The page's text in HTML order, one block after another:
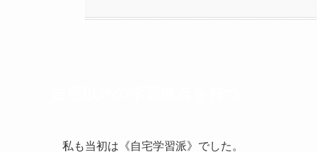
私も当初は《自宅学習派》でした。